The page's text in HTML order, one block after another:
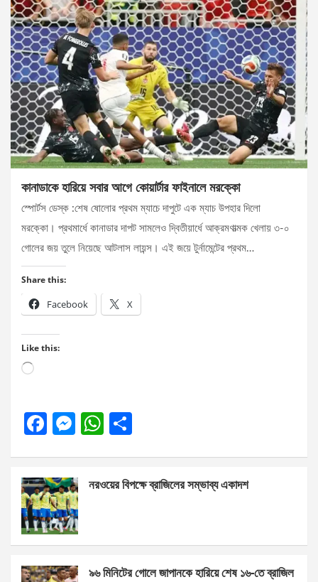
কানাডাকে হারিয়ে সবার আগে কোয়ার্টার ফাইনালে মরক্কো
স্পোর্টস ডেস্ক :শেষ ষোলোর প্রথম ম্যাচে দাপুটে এক ম্যাচ উপহার দিলো
মরক্কো। প্রথমার্ধে কানাডার দাপট সামলেও দ্বিতীয়ার্ধে আক্রমণাত্মক খেলায় ৩-০
গোলের জয় তুলে নিয়েছে আটলাস লায়ন্স। এই জয়ে টুর্নামেন্টের প্রথম…
Share this:
Facebook X
Like this:
Loading…
F
b
o
o
k
M
n
g
er
W
s
p
e
নরওয়ের বিপক্ষে ব্রাজিলের সম্ভাব্য একাদশ
৯৬ মিনিটের গোলে জাপানকে হারিয়ে শেষ ১৬-তে ব্রাজিল